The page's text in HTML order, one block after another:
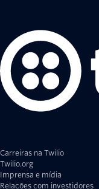
Carreiras na Twilio
Twilio.org
Imprensa e mídia
Relações com investidores